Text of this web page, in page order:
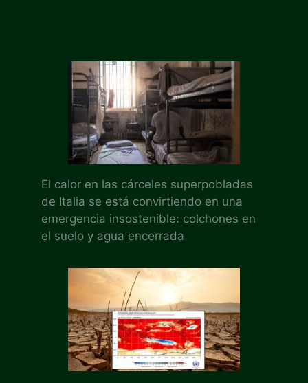
El calor en las cárceles superpobladas
de Italia se está convirtiendo en una
emergencia insostenible: colchones en
el suelo y agua encerrada